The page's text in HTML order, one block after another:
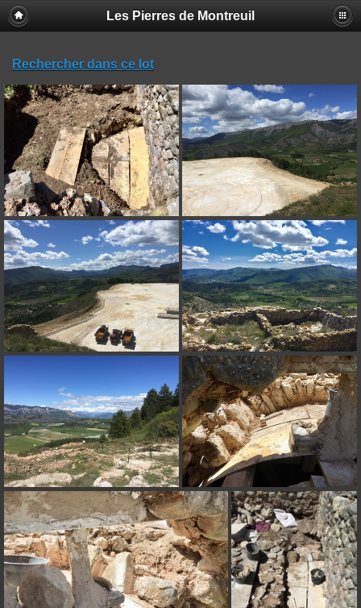
Les Pierres de Montreuil
Rechercher dans ce lot